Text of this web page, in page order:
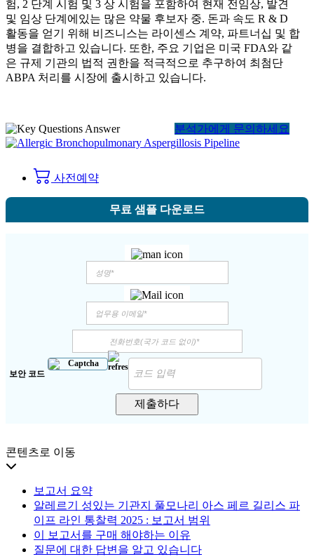
험, 2 단계 시험 및 3 상 시험을 포함하여 현재 전임상, 발견
및 임상 단계에있는 많은 약물 후보자 중. 돈과 속도 R & D
활동을 얻기 위해 비즈니스는 라이센스 계약, 파트너십 및 합
병을 결합하고 있습니다. 또한, 주요 기업은 미국 FDA와 같
은 규제 기관의 법적 권한을 적극적으로 추구하여 최첨단
ABPA 처리를 시장에 출시하고 있습니다.
분석가에게 문의하세요
사전예약
무료 샘플 다운로드
보안 코드
제출하다
콘텐츠로 이동
보고서 요약
알레르기 성있는 기관지 풀모나리 아스 페르 길리스 파
이프 라인 통찰력 2025 : 보고서 범위
이 보고서를 구매 해야하는 이유
질문에 대한 답변을 알고 있습니다